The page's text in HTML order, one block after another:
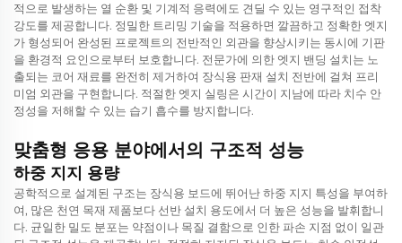
적으로 발생하는 열 순환 및 기계적 응력에도 견딜 수 있는 영구적인 접착
강도를 제공합니다. 정밀한 트리밍 기술을 적용하면 깔끔하고 정확한 엣지
가 형성되어 완성된 프로젝트의 전반적인 외관을 향상시키는 동시에 기판
을 환경적 요인으로부터 보호합니다. 전문가에 의한 엣지 밴딩 설치는 노
출되는 코어 재료를 완전히 제거하여 장식용 판재 설치 전반에 걸쳐 프리
미엄 외관을 구현합니다. 적절한 엣지 실링은 시간이 지남에 따라 치수 안
정성을 저해할 수 있는 습기 흡수를 방지합니다.
맞춤형 응용 분야에서의 구조적 성능
하중 지지 용량
공학적으로 설계된 구조는 장식용 보드에 뛰어난 하중 지지 특성을 부여하
여, 많은 천연 목재 제품보다 선반 설치 용도에서 더 높은 성능을 발휘합니
다. 균일한 밀도 분포는 약점이나 목질 결함으로 인한 파손 지점 없이 일관